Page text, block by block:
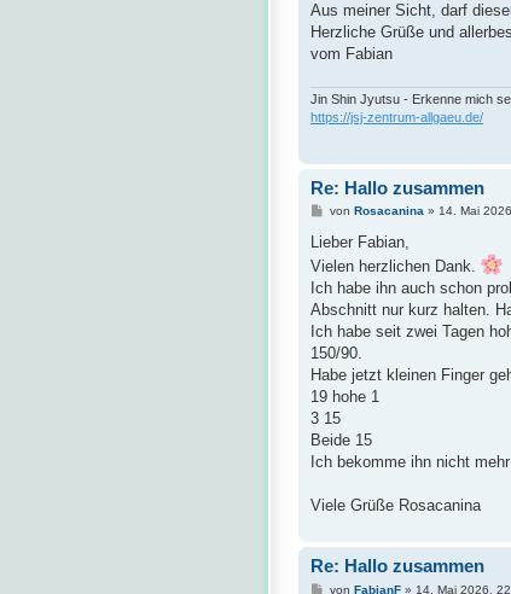
Aus meiner Sicht, darf
Herzliche Grüße und
vom Fabian
Jin Shin Jyutsu - Erkenne mich
https://jsj-zentrum-allgaeu.de/
Re: Hallo zusammen
B
i
r
a
g
von Rosacanina» 14. Mai
Lieber Fabian,
Vielen herzlichen Dank.
Ich habe ihn auch schon
Abschnitt nur kurz halten.
Ich habe seit zwei Tagen
150/90.
Habe jetzt kleinen Finger
19 hohe 1
3 15
Beide 15
Ich bekomme ihn nicht
Viele Grüße Rosacanina
Re: Hallo zusammen
Bvon FabianF» 14. Mai 2026,